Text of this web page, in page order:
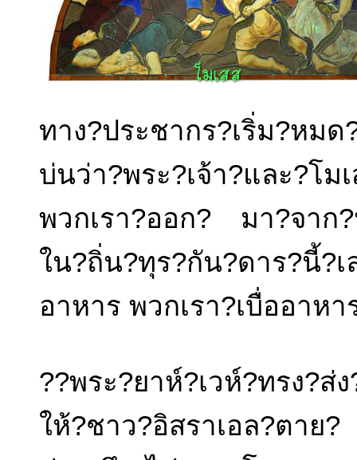
ทาง?ประชากร?เริ่ม?ห
บ่นว่า?พระ?เจ้า?และ?โ
พวกเรา?ออก? มา?จาก
ใน?ถิ่น?ทุร?กัน?ดาร?นี้
อาหาร พวกเรา?เบื่ออาห
??พระ?ยาห์?เวห์?ทรง?
ให้?ชาว?อิสราเอล?ตา